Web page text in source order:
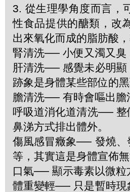
3. 從生理學角度而言，
性食品提供的醣類，改
出來氧化而成的脂肪酸
腎清洗── 小便又濁又臭
肝清洗── 感覺未必明顯
跡象是身體某些部位的黑
膽清洗── 有時會嘔出膽
呼吸道消化道清洗── 整
鼻涕方式排出體外。
傷風感冒癥象── 發燒、
等，其實這是身體宣佈
口氣── 顯示毒素以微粒
體重變輕── 只是暫時現